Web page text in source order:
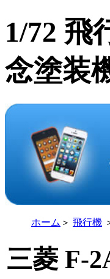
1/72 飛
念塗装
ホーム ＞ 飛行機
三菱 F-